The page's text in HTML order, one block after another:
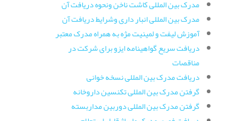
مدرک بین المللی کاشت ناخن ونحوه دریافت آن
مدرک بین المللی انبار داری وشرایط دریافت آن
آموزش لیفت و لمینیت مژه به همراه مدرک معتبر
دریافت سریع گواهینامه ایزو برای شرکت در
مناقصات
دریافت مدرک بین المللی نسخه خوانی
گرفتن مدرک بین المللی تکنسین داروخانه
گرفتن مدرک بین المللی دوربین مداربسته